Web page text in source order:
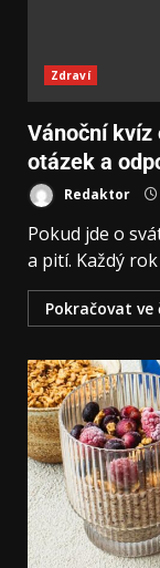
Zdraví
Vánoční kvíz
otázek a
Redaktor
Pokud jde o
a pití. Každý rok
Pokračovat ve